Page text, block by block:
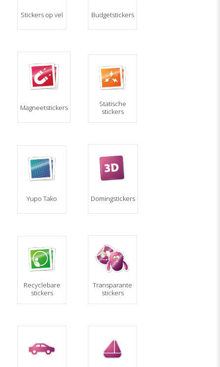
Stickers op vel Budgetstickers
Magneetstickers
Statische
stickers
Yupo Tako Domingstickers
Recyclebare
stickers
Transparante
stickers